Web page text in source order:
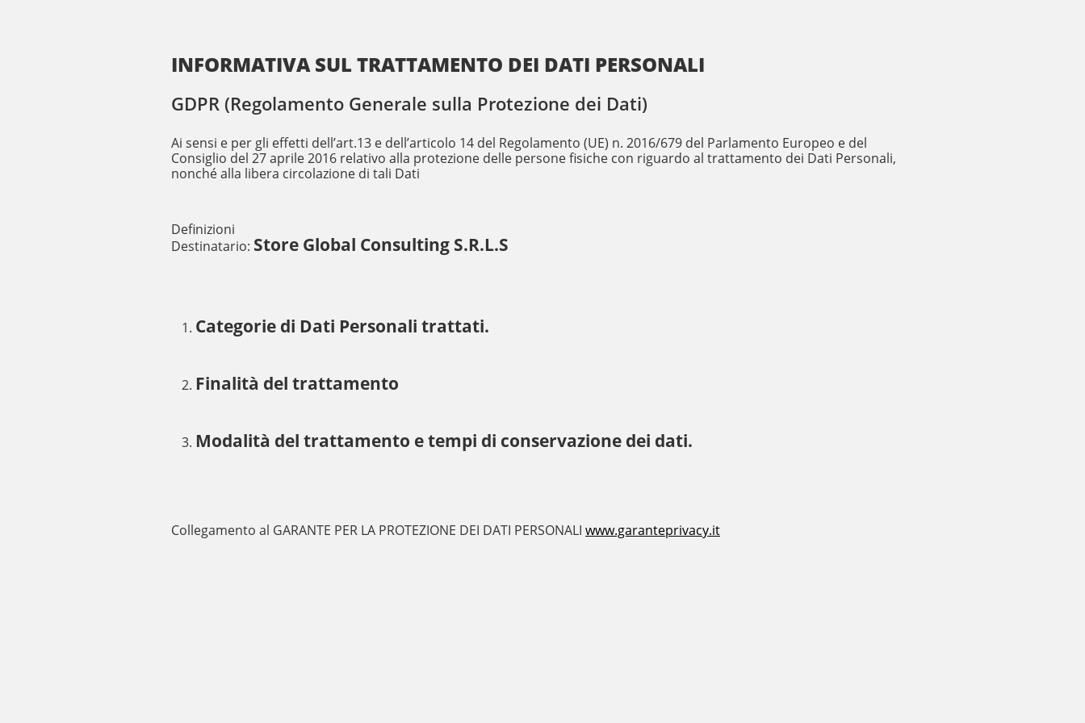
INFORMATIVA SUL TRATTAMENTO DEI DATI PERSONALI
GDPR (Regolamento Generale sulla Protezione dei Dati)
Ai sensi e per gli effetti dell’art.13 e dell’articolo 14 del Regolamento (UE) n. 2016/679 del Parlamento Europeo e del
Consiglio del 27 aprile 2016 relativo alla protezione delle persone fisiche con riguardo al trattamento dei Dati Personali,
nonché alla libera circolazione di tali Dati
Definizioni
Destinatario: Store Global Consulting S.R.L.S
Categorie di Dati Personali trattati.
Finalità del trattamento
Modalità del trattamento e tempi di conservazione dei dati.
Collegamento al GARANTE PER LA PROTEZIONE DEI DATI PERSONALI www.garanteprivacy.it